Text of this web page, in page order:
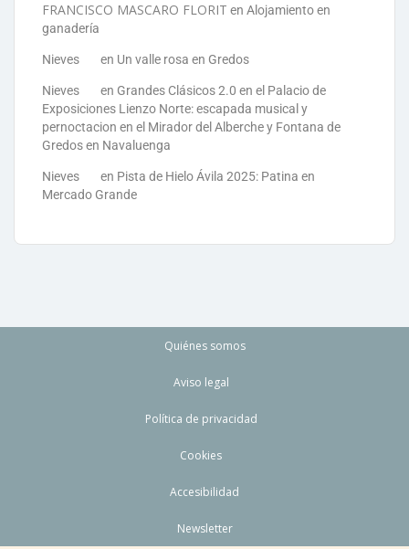
FRANCISCO MASCARO FLORIT en Alojamiento en
ganadería
Nieves en Un valle rosa en Gredos
Nieves en Grandes Clásicos 2.0 en el Palacio de
Exposiciones Lienzo Norte: escapada musical y
pernoctacion en el Mirador del Alberche y Fontana de
Gredos en Navaluenga
Nieves en Pista de Hielo Ávila 2025: Patina en
Mercado Grande
Quiénes somos
Aviso legal
Política de privacidad
Cookies
Accesibilidad
Newsletter